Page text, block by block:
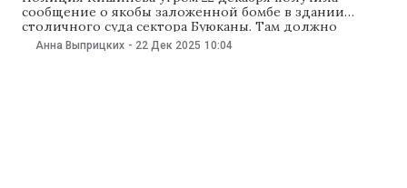
сообщение о якобы заложенной бомбе в здании
столичного суда сектора Буюканы. Там должно
пройти очередное заседание по делу Владимира
Плахотнюка.Как рассказала пресс-секретарь полиции
Анна Выприцких - 22 Дек 2025 10:04